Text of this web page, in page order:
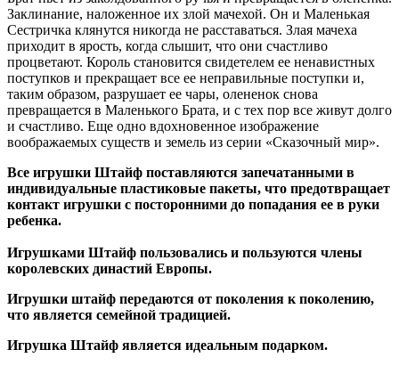
Заклинание, наложенное их злой мачехой. Он и Маленькая
Сестричка клянутся никогда не расставаться. Злая мачеха
приходит в ярость, когда слышит, что они счастливо
процветают. Король становится свидетелем ее ненавистных
поступков и прекращает все ее неправильные поступки и,
таким образом, разрушает ее чары, олененок снова
превращается в Маленького Брата, и с тех пор все живут долго
и счастливо. Еще одно вдохновенное изображение
воображаемых существ и земель из серии «Сказочный мир».
Все игрушки Штайф поставляются запечатанными в
индивидуальные пластиковые пакеты, что предотвращает
контакт игрушки с посторонними до попадания ее в руки
ребенка.
Игрушками Штайф пользовались и пользуются члены
королевских династий Европы.
Игрушки штайф передаются от поколения к поколению,
что является семейной традицией.
Игрушка Штайф является идеальным подарком.